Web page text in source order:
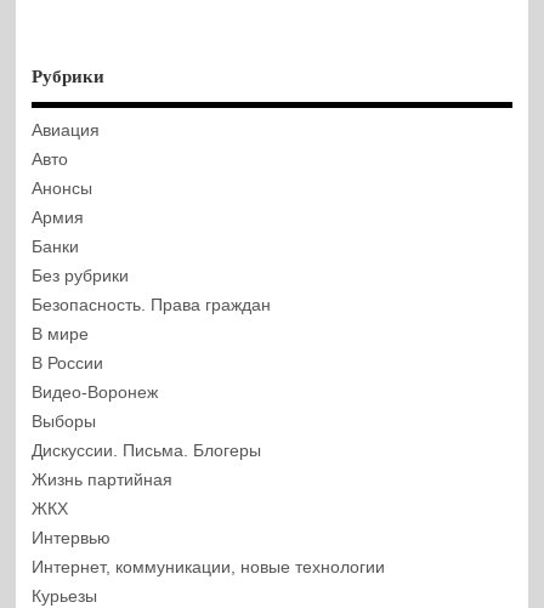
Рубрики
Авиация
Авто
Анонсы
Армия
Банки
Без рубрики
Безопасность. Права граждан
В мире
В России
Видео-Воронеж
Выборы
Дискуссии. Письма. Блогеры
Жизнь партийная
ЖКХ
Интервью
Интернет, коммуникации, новые технологии
Курьезы